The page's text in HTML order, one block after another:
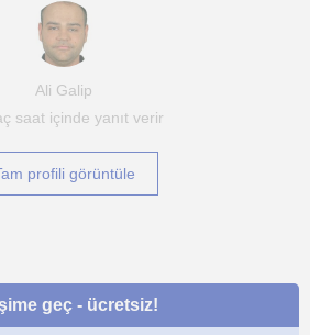
Ali Galip
saat içinde yanıt verir
profili görüntüle
geç - ücretsiz!